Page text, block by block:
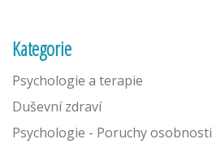
Kategorie
Psychologie a terapie
Duševní zdraví
Psychologie - Poruchy osobnosti